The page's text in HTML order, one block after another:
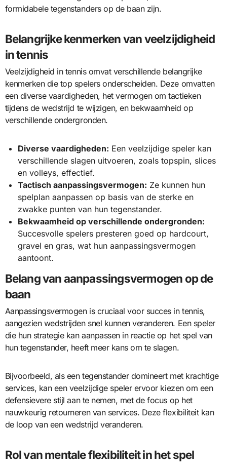
formidabele tegenstanders op de baan zijn.
Belangrijke kenmerken van veelzijdigheid
in tennis
Veelzijdigheid in tennis omvat verschillende belangrijke
kenmerken die top spelers onderscheiden. Deze omvatten
een diverse vaardigheden, het vermogen om tactieken
tijdens de wedstrijd te wijzigen, en bekwaamheid op
verschillende ondergronden.
Diverse vaardigheden: Een veelzijdige speler kan
verschillende slagen uitvoeren, zoals topspin, slices
en volleys, effectief.
Tactisch aanpassingsvermogen: Ze kunnen hun
spelplan aanpassen op basis van de sterke en
zwakke punten van hun tegenstander.
Bekwaamheid op verschillende ondergronden:
Succesvolle spelers presteren goed op hardcourt,
gravel en gras, wat hun aanpassingsvermogen
aantoont.
Belang van aanpassingsvermogen op de
baan
Aanpassingsvermogen is cruciaal voor succes in tennis,
aangezien wedstrijden snel kunnen veranderen. Een speler
die hun strategie kan aanpassen in reactie op het spel van
hun tegenstander, heeft meer kans om te slagen.
Bijvoorbeeld, als een tegenstander domineert met krachtige
services, kan een veelzijdige speler ervoor kiezen om een
defensievere stijl aan te nemen, met de focus op het
nauwkeurig retourneren van services. Deze flexibiliteit kan
de loop van een wedstrijd veranderen.
Rol van mentale flexibiliteit in het spel